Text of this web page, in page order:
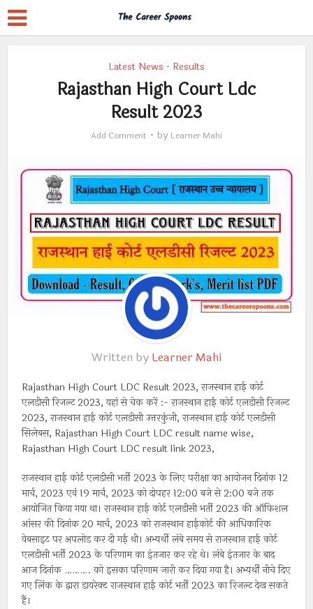
Latest News • Results
Rajasthan High Court Ldc
Result 2023
Add Comment by Learner Mahi
Written by Learner Mahi
Rajasthan High Court LDC Result 2023, राजस्थान हाई कोर्ट
एलडीसी रिजल्ट 2023, यहां से चेक करें :- राजस्थान हाई कोर्ट एलडीसी रिजल्ट
2023, राजस्थान हाई कोर्ट एलडीसी उत्तरकुंजी, राजस्थान हाई कोर्ट एलडीसी
सिलेबस, Rajasthan High Court LDC result name wise,
Rajasthan High Court LDC result link 2023,
राजस्थान हाई कोर्ट एलडीसी भर्ती 2023 के लिए परीक्षा का आयोजन दिनांक 12
मार्च, 2023 एवं 19 मार्च, 2023 को दोपहर 12:00 बजे से 2:00 बजे तक
आयोजित किया गया था। राजस्थान हाई कोर्ट एलडीसी भर्ती 2023 की ऑफिशल
आंसर की दिनांक 20 मार्च, 2023 को राजस्थान हाईकोर्ट की आधिकारिक
वेबसाइट पर अपलोड कर दी गई थी। अभ्यर्थी लंबे समय से राजस्थान हाई कोर्ट
एलडीसी भर्ती 2023 के परिणाम का इंतजार कर रहे थे। लंबे इंतजार के बाद
आज दिनांक ………. को इसका परिणाम जारी कर दिया गया है। अभ्यर्थी नीचे दिए
गए लिंक के द्वारा डायरेक्ट राजस्थान हाई कोर्ट भर्ती 2023 का रिजल्ट देख सकते
हैं।